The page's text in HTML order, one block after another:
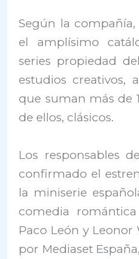
Según la compañía,
el amplísimo
series propiedad
estudios creativos,
que suman más de
de ellos, clásicos.
Los responsables
confirmado el
la miniserie
comedia
Paco León y
por Mediaset